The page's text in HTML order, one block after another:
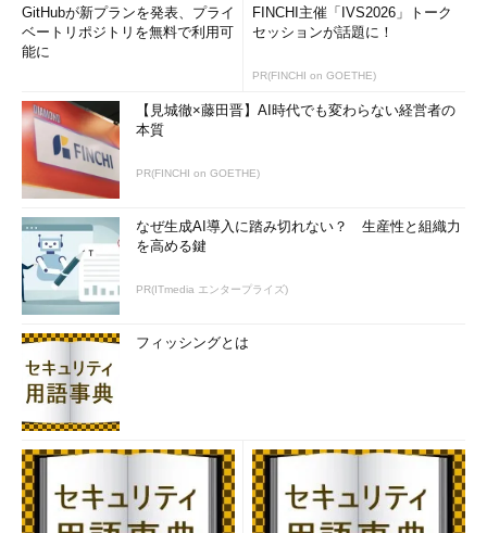
GitHubが新プランを発表、プライ
ベートリポジトリを無料で利用可
能に
FINCHI主催「IVS2026」トーク
セッションが話題に！
PR(FINCHI on GOETHE)
【見城徹×藤田晋】AI時代でも変わらない経営者の
本質
PR(FINCHI on GOETHE)
なぜ生成AI導入に踏み切れない？ 生産性と組織力
を高める鍵
PR(ITmedia エンタープライズ)
フィッシングとは